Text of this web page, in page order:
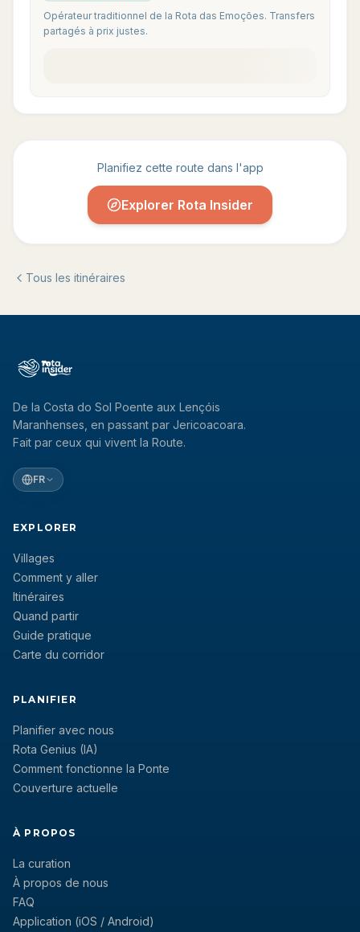
Opérateur traditionnel de la Rota das Emoções. Transfers
partagés à prix justes.
Planifiez cette route dans l'app
Explorer Rota Insider
Tous les itinéraires
De la Costa do Sol Poente aux Lençóis
Maranhenses, en passant par Jericoacoara.
Fait par ceux qui vivent la Route.
FR
EXPLORER
Villages
Comment y aller
Itinéraires
Quand partir
Guide pratique
Carte du corridor
PLANIFIER
Planifier avec nous
Rota Genius (IA)
Comment fonctionne la Ponte
Couverture actuelle
À PROPOS
La curation
À propos de nous
FAQ
Application (iOS / Android)